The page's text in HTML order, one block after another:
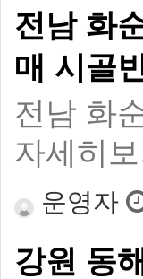
전남 화
매 시골
전남 화
자세히
운영자
강원 동